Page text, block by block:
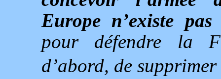
Europe n’existe
pour défendre la
d’abord, de